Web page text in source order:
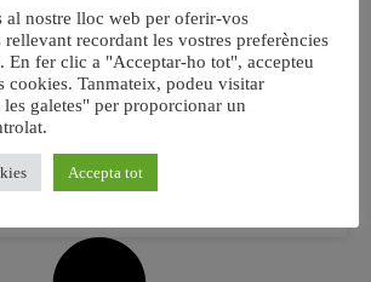
de Tots Sants, i malgrat la pandèmia i
si tot va bé un dia
i de retre homenatge als que ja no
any les protagonistes són les flors En
ha començat abans la por als
de
nostre lloc web per oferir-vos
recordant les vostres preferències
En fer clic a "Acceptar-ho tot", accepteu
cookies. Tanmateix, podeu visitar
galetes" per proporcionar un
Accepta tot